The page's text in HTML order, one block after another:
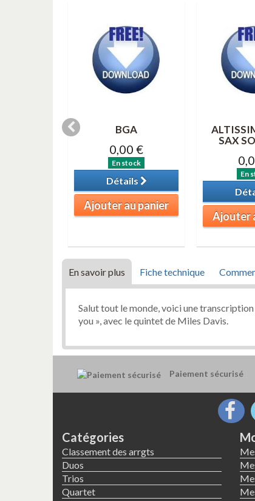
BGA
0,00 €
En stock
Détails
Ajouter au panier
SAX
En
Ajouter
En savoir plus Fiche technique
Salut tout le monde, voici une
you », avec le quintet de Miles Davis.
Paiement sécurisé
Catégories
Classement des arrgts
Duos
Trios
Quartet